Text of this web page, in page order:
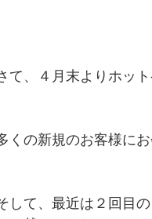
て、４月末よりホッ
くの新規のお客様に
して、最近は２回目